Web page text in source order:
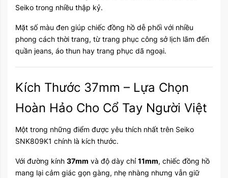
Seiko trong nhiều thập kỷ.
Mặt số màu đen giúp chiếc đồng hồ dễ phối với nhiều
phong cách thời trang, từ trang phục công sở lịch lãm đến
quần jeans, áo thun hay trang phục dã ngoại.
Kích Thước 37mm – Lựa Chọn
Hoàn Hảo Cho Cổ Tay Người Việt
Một trong những điểm được yêu thích nhất trên Seiko
SNK809K1 chính là kích thước.
Với đường kính 37mm và độ dày chỉ11mm, chiếc đồng hồ
mang lại cảm giác gọn gàng, nhẹ nhàng nhưng vẫn giữ